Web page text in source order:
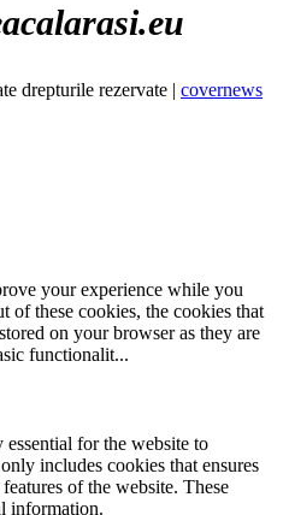
drepturile rezervate | covernews
your experience while you
of these cookies, the cookies that
on your browser as they are
functionalit...
essential for the website to
includes cookies that ensures
of the website. These
information.